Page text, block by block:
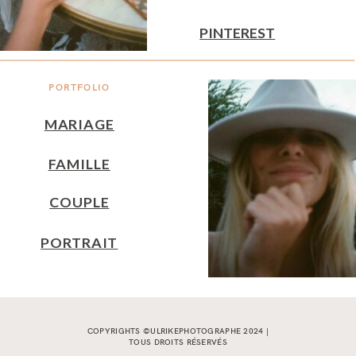
PORTFOLIO
MARIAGE
FAMILLE
PINTEREST
COUPLE
PORTRAIT
COPYRIGHTS ©ULRIKEPHOTOGRAPHE 2024 |
TOUS DROITS RÉSERVÉS